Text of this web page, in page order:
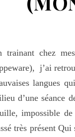
trainant chez
j’ai
langues
d’une séance
impossible
très présent